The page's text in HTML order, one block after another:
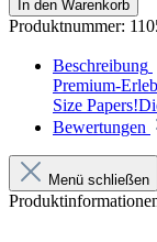
In den Warenkorb
Produktnummer:
Beschreibung
Premium-
Size
Bewertungen
Menü schließen